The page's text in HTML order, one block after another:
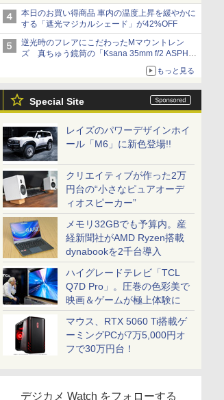
Watch
本日のお買い得商品 車内の温度上昇を緩やかに
する「遮光マジカルシェード」が42%OFF
逆光時のフレアにこだわったMマウントレン
ズ 真ちゅう鏡筒の「Ksana 35mm f/2 ASPH.
もっと見る
Special Site
レイズのパワーデザインホイ
ール「M6」に新色登場!!
クリエイティブが作った2万
円台の“小さなピュアオーデ
ィオスピーカー”
メモリ32GBでも予算内。産
経新聞社がAMD Ryzen搭載
dynabookを2千台導入
ハイグレードテレビ「TCL
Q7D Pro」。圧巻の色彩美で
映画＆ゲームが極上体験に
マウス、RTX 5060 Ti搭載ゲ
ーミングPCが7万5,000円オ
フで30万円台！
デジカメ Watch をフォローする